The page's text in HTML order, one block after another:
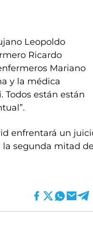
Leopoldo
Ricardo
Mariano
y la médica
Todos están están
enfrentará un
segunda mitad